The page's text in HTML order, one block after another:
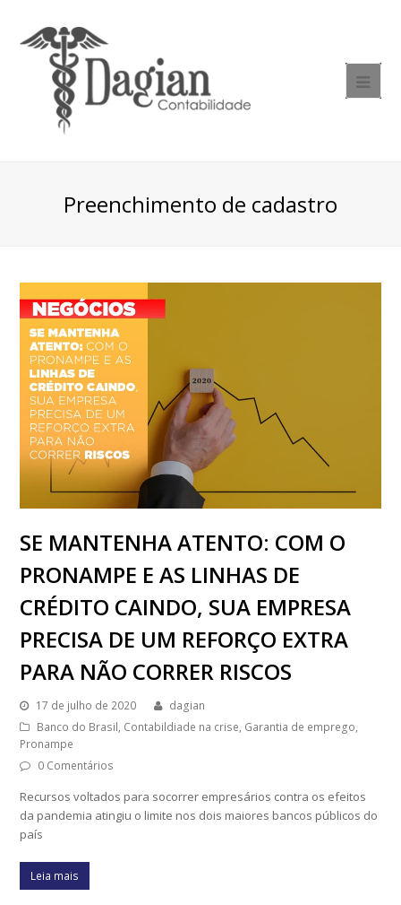
Preenchimento de cadastro
SE MANTENHA ATENTO: COM O
PRONAMPE E AS LINHAS DE
CRÉDITO CAINDO, SUA EMPRESA
PRECISA DE UM REFORÇO EXTRA
PARA NÃO CORRER RISCOS
17 de julho de 2020
dagian
Banco do Brasil, Contabildiade na crise, Garantia de emprego,
Pronampe
0 Comentários
Recursos voltados para socorrer empresários contra os efeitos
da pandemia atingiu o limite nos dois maiores bancos públicos do
país
Leia mais